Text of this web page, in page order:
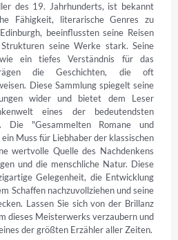
des 19. Jahrhunderts, ist bekannt
Fähigkeit, literarische Genres zu
beeinflussten seine Reisen
seine Werke stark. Seine
ein tiefes Verständnis für das
die Geschichten, die oft
Diese Sammlung spiegelt seine
wider und bietet dem Leser
eines der bedeutendsten
Die "Gesammelten Romane und
Muss für Liebhaber der klassischen
wertvolle Quelle des Nachdenkens
und die menschliche Natur. Diese
Gelegenheit, die Entwicklung
Schaffen nachzuvollziehen und seine
Lassen Sie sich von der Brillanz
dieses Meisterwerks verzaubern und
der größten Erzähler aller Zeiten.